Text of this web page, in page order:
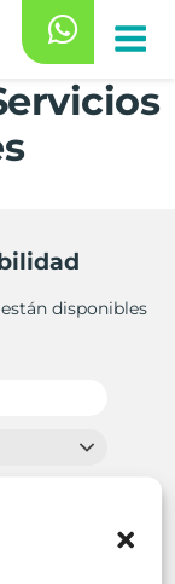
disponibles